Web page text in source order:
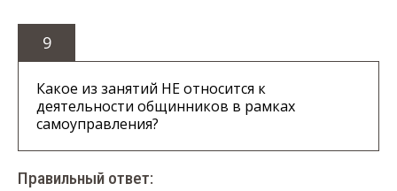
9
Какое из занятий НЕ относится к
деятельности общинников в рамках
самоуправления?
Правильный ответ: